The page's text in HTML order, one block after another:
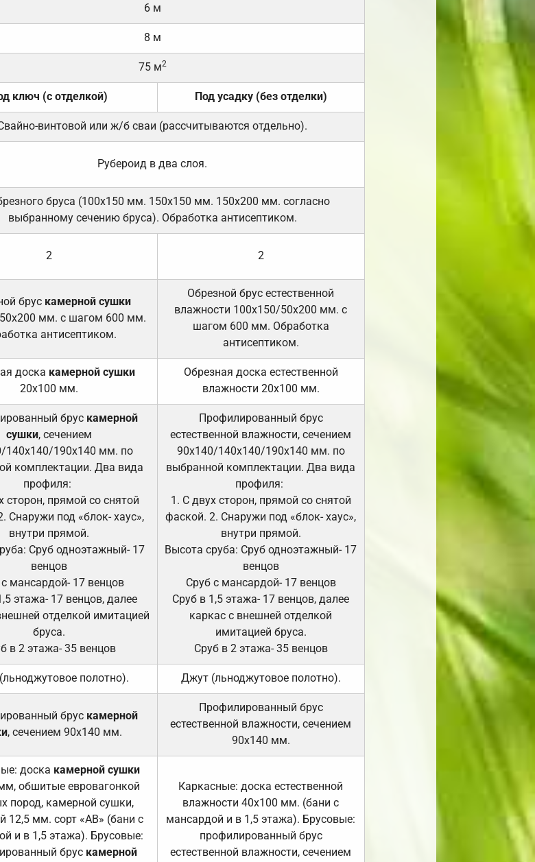
6 м
8 м
75 м2
ключ (с отделкой) Под усадку (без отделки)
винтовой или ж/б сваи (рассчитываются отдельно).
Рубероид в два слоя.
бруса (100х150 мм. 150х150 мм. 150х200 мм. согласно
выбранному сечению бруса). Обработка антисептиком.
2 2
брус камерной сушки
мм. с шагом 600 мм.
антисептиком.
Обрезной брус естественной
влажности 100х150/50х200 мм. с
шагом 600 мм. Обработка
антисептиком.
доска камерной сушки
20х100 мм.
Обрезная доска естественной
влажности 20х100 мм.
брус камерной
сушки, сечением
140х140/190х140 мм. по
комплектации. Два вида
профиля:
сторон, прямой со снятой
Снаружи под «блок- хаус»,
внутри прямой.
Сруб одноэтажный- 17
венцов
мансардой- 17 венцов
этажа- 17 венцов, далее
отделкой имитацией
бруса.
в 2 этажа- 35 венцов
Профилированный брус
естественной влажности, сечением
90х140/140х140/190х140 мм. по
выбранной комплектации. Два вида
профиля:
1. С двух сторон, прямой со снятой
фаской. 2. Снаружи под «блок- хаус»,
внутри прямой.
Высота сруба: Сруб одноэтажный- 17
венцов
Сруб с мансардой- 17 венцов
Сруб в 1,5 этажа- 17 венцов, далее
каркас с внешней отделкой
имитацией бруса.
Сруб в 2 этажа- 35 венцов
полотно). Джут (льноджутовое полотно).
брус камерной
, сечением 90х140 мм.
Профилированный брус
естественной влажности, сечением
90х140 мм.
доска камерной сушки
обшитые евровагонкой
пород, камерной сушки,
12,5 мм. сорт «АВ» (бани с
и в 1,5 этажа). Брусовые:
брус камерной
Каркасные: доска естественной
влажности 40х100 мм. (бани с
мансардой и в 1,5 этажа). Брусовые:
профилированный брус
естественной влажности, сечением